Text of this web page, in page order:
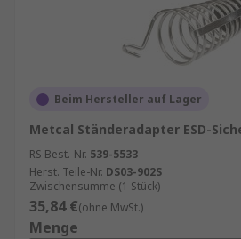
Beim Hersteller auf Lager
Metcal Ständeradapter ESD-
RS Best.-Nr. 539-5533
Herst. Teile-Nr. DS03-902S
Zwischensumme (1 Stück)
35,84 €(ohne MwSt.)
Menge